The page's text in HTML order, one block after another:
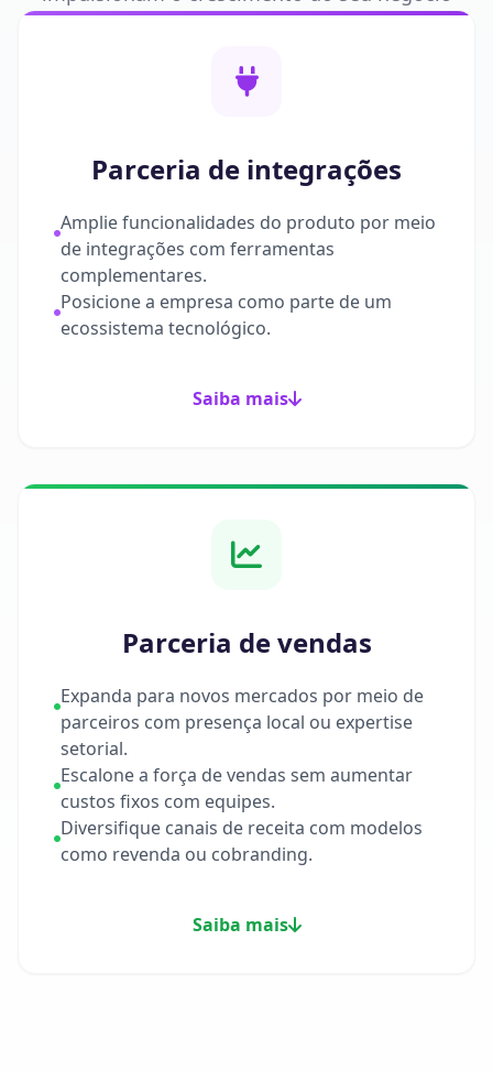
Parceria de integrações
Amplie funcionalidades do produto por meio
de integrações com ferramentas
complementares.
Posicione a empresa como parte de um
ecossistema tecnológico.
Saiba mais
Parceria de vendas
Expanda para novos mercados por meio de
parceiros com presença local ou expertise
setorial.
Escalone a força de vendas sem aumentar
custos fixos com equipes.
Diversifique canais de receita com modelos
como revenda ou cobranding.
Saiba mais